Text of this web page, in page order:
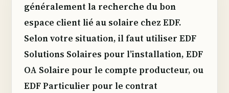
généralement la recherche du bon
espace client lié au solaire chez EDF.
Selon votre situation, il faut utiliser EDF
Solutions Solaires pour l’installation, EDF
OA Solaire pour le compte producteur, ou
EDF Particulier pour le contrat